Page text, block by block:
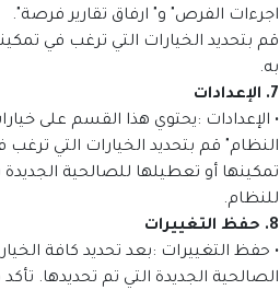
اجرءات الفرص" و" ارفاق تقارير فرصة".
قم بتحديد الخيارات التي ترغب في
به.
7. الإعدادات
• الإعدادات :يحتوي هذا القسم على
النظام" قم بتحديد الخيارات التي ترغب
تمكينها أو تعطيلها للصالحية
للنظام.
8. حفظ التغييرات
• حفظ التغييرات :بعد تحديد كافة
الصالحية الجديدة التي تم تحديدها.